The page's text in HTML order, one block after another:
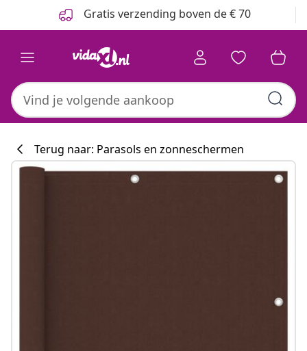
Gratis verzending boven de € 70
Terug naar: Parasols en zonneschermen